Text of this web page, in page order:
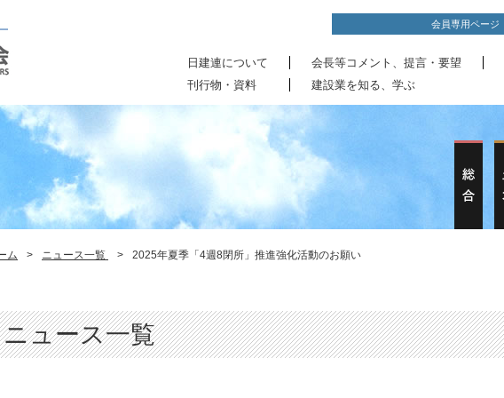
会員専用ページ
日建連について 会長等コメント、提言・要望
刊行物・資料
建設業を知る、学ぶ
ム > ニュース一覧 > 2025年夏季「4週8閉所」推進強化活動のお願い
ニュース一覧